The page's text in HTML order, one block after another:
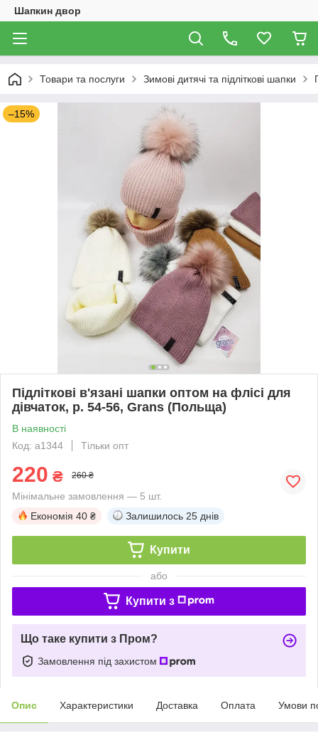
Шапкин двор
Товари та послуги Зимові дитячі та підліткові шапки
–15%
Підліткові в'язані шапки оптом на флісі для
дівчаток, р. 54-56, Grans (Польща)
В наявності
Код: a1344
Тільки опт
220 ₴ 260 ₴
Мінімальне замовлення — 5 шт.
Економія 40 ₴ Залишилось 25 днів
Купити
або
Купити з
Що таке купити з Пром?
Замовлення під захистом
Опис Характеристики Доставка Оплата Умови